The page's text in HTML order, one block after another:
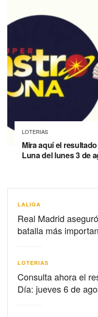
LOTERIAS
Mira aquí el
Luna del lunes 3 de
LALIGA
Real Madrid
batalla más
LOTERIAS
Consulta ahora el
Día: jueves 6 de